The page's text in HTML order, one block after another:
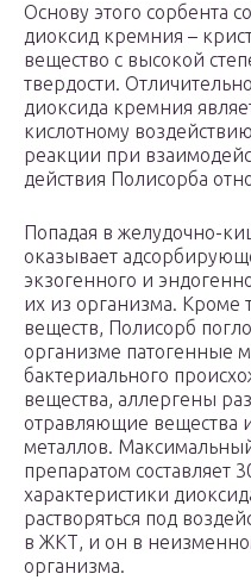
Основу этого сорбента
диоксид кремния –
вещество с высокой
твердости.
диоксида кремния
кислотному
реакции при
действия Полисорба
Попадая в желудочно-
оказывает
экзогенного и
их из организма. Кроме
веществ, Полисорб
организме патогенные
бактериального
вещества, аллергены
отравляющие вещества
металлов.
препаратом составляет
характеристики
растворяться под
в ЖКТ, и он в
организма.